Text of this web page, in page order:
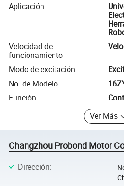
Aplicación
Velocidad de
funcionamiento
Modo de excitación
No. de Modelo.
Función
Ver Más
Changzhou Probond Motor
Dirección: